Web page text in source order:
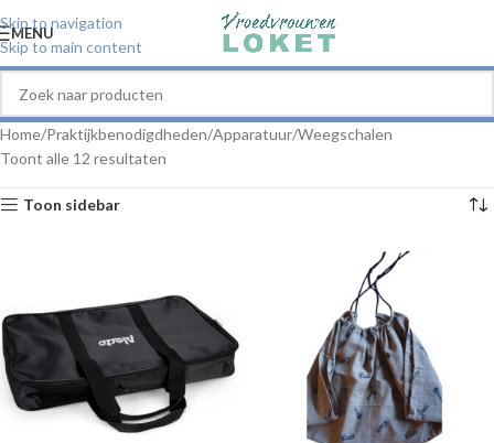
Skip to navigation
Skip to main content
MENU
Home Praktijkbenodigdheden Apparatuur Weegschalen
Toont alle 12 resultaten
Toon sidebar